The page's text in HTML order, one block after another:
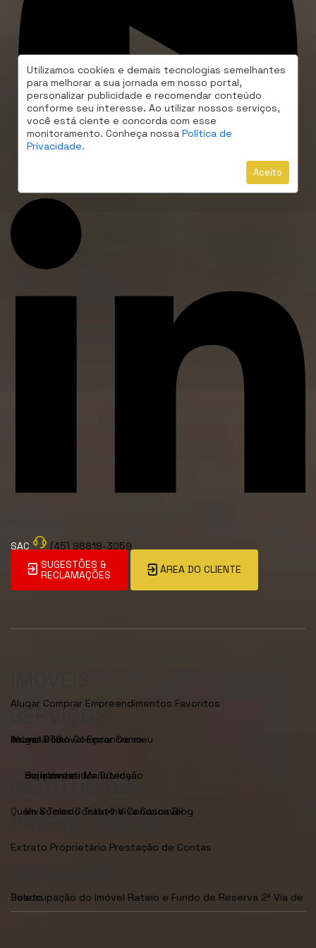
Utilizamos cookies e demais tecnologias semelhantes
para melhorar a sua jornada em nosso portal,
personalizar publicidade e recomendar conteúdo
conforme seu interesse. Ao utilizar nossos serviços,
você está ciente e concorda com esse
monitoramento. Conheça nossa Política de
Privacidade.
Aceito
SAC
(45) 98819-3059
SUGESTÕES &
RECLAMAÇÕES
ÁREA DO CLIENTE
Alugar Comprar Empreendimentos Favoritos
SERVIÇOS
Anunciar Imóvel
Encontre meu Imóvel Como Comprar
Como Alugar BTS
Seja Investidor
Dúvidas Frequentes
Manutenção de Imóveis
INSTITUCIONAL
Quem Somos Contato Viva Cascavel
Viva Toledo Trabalhe Conosco Blog
PROPRIETÁRIOS
Extrato Proprietário Prestação de Contas
Desocupação do imóvel Rateio e Fundo de Reserva
2ª Via de Boleto